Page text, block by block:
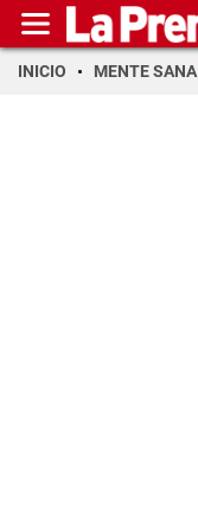
INICIO MENTE SANA